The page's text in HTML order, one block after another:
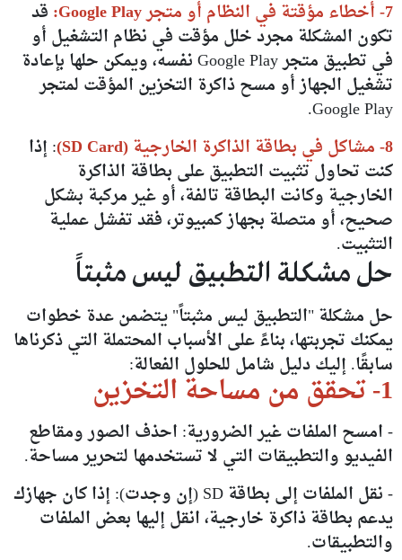
7- أخطاء مؤقتة في النظام أو متجر Google Play: قد
تكون المشكلة مجرد خلل مؤقت في نظام التشغيل أو
في تطبيق متجر Google Play نفسه، ويمكن حلها بإعادة
تشغيل الجهاز أو مسح ذاكرة التخزين المؤقت لمتجر
Google Play.
8- مشاكل في بطاقة الذاكرة الخارجية (SD Card)
: إذا
كنت تحاول تثبيت التطبيق على بطاقة الذاكرة
الخارجية وكانت البطاقة تالفة، أو غير مركبة بشكل
صحيح، أو متصلة بجهاز كمبيوتر، فقد تفشل عملية
التثبيت.
حل مشكلة التطبيق ليس مثبتاً
حل مشكلة "التطبيق ليس مثبتاً" يتضمن عدة خطوات
يمكنك تجربتها، بناءً على الأسباب المحتملة التي ذكرناها
سابقًا. إليك دليل شامل للحلول الفعالة:
1- تحقق من مساحة التخزين
- امسح الملفات غير الضرورية: احذف الصور ومقاطع
الفيديو والتطبيقات التي لا تستخدمها لتحرير مساحة.
- نقل الملفات إلى بطاقة SD (إن وجدت): إذا كان جهازك
يدعم بطاقة ذاكرة خارجية، انقل إليها بعض الملفات
والتطبيقات.